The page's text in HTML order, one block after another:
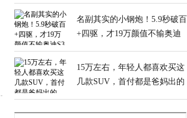
名副其实的小钢炮！5.9秒破百
+四驱，才19万颜值不输奥迪
15万左右，年轻人都喜欢买这
几款SUV，首付都是爸妈出的